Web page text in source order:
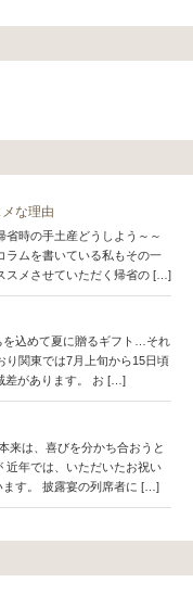
な理由
時の手土産どうしよう～～
ラムを書いている私もその一
スメさせていただく帰省の […]
を込めて夏に贈るギフト…それ
り関東では7月上旬から15日頃
差があります。 お […]
来は、喜びを分かち合おうと
近年では、いただいたお祝い
ます。 披露宴の列席者に […]